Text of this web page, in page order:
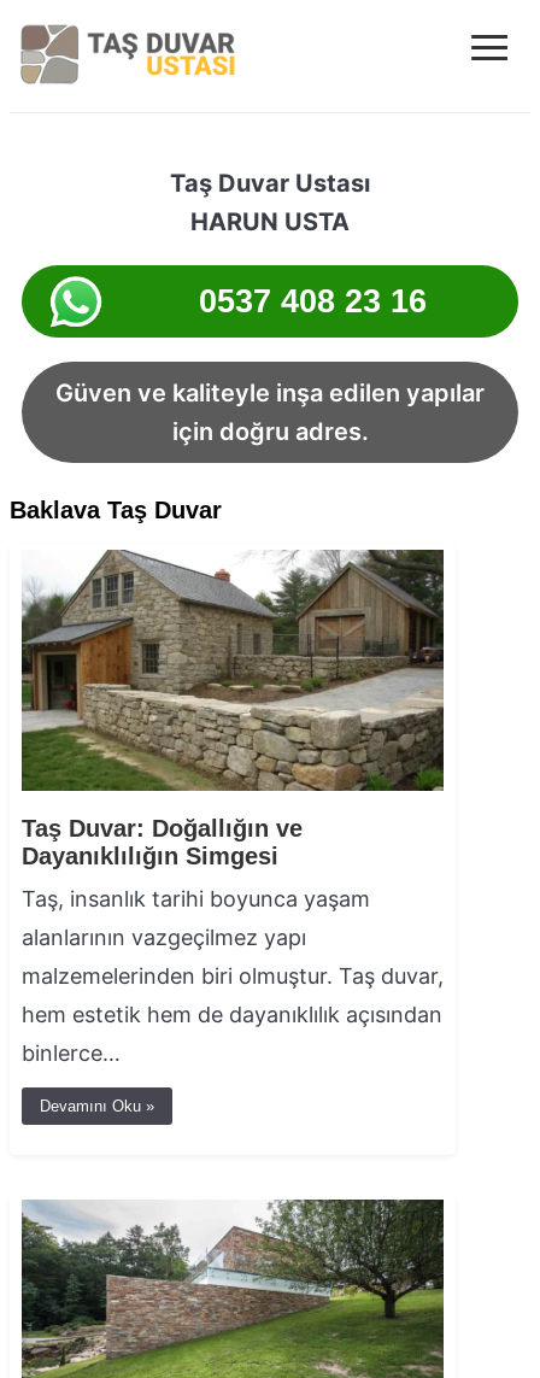
Trabzon Taş
≡
Taş Duvar Ustası
HARUN USTA
0537 408 23 16
Güven ve kaliteyle inşa edilen yapılar
için doğru adres.
Baklava Taş Duvar
Taş Duvar: Doğallığın ve
Dayanıklılığın Simgesi
Taş, insanlık tarihi boyunca yaşam
alanlarının vazgeçilmez yapı
malzemelerinden biri olmuştur. Taş duvar,
hem estetik hem de dayanıklılık açısından
binlerce…
Devamını Oku »